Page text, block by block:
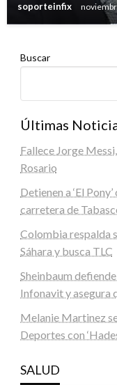
soporteinfix
Buscar
Últimas
Fallece Jorge
Rosario
Detienen a ‘El
carretera de
Colombia respalda
Sáhara y busca TLC
Sheinbaum
Infonavit y asegura
Melanie Martinez
Deportes con
SALUD